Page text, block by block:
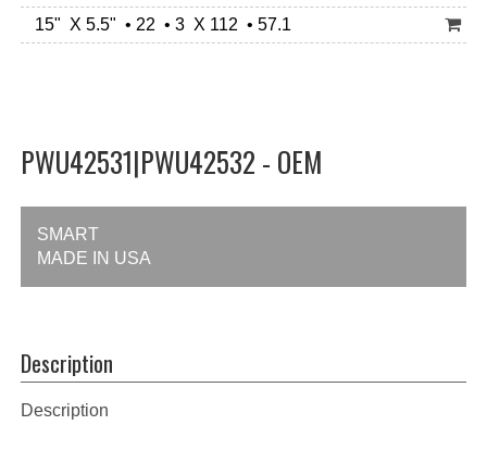
15" X 5.5" • 22 • 3 X 112 • 57.1
PWU42531|PWU42532 - OEM
SMART
MADE IN USA
Description
Description